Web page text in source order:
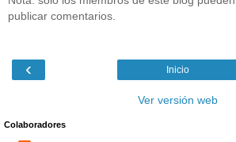
publicar comentarios.
‹ Inicio
Ver versión web
Colaboradores